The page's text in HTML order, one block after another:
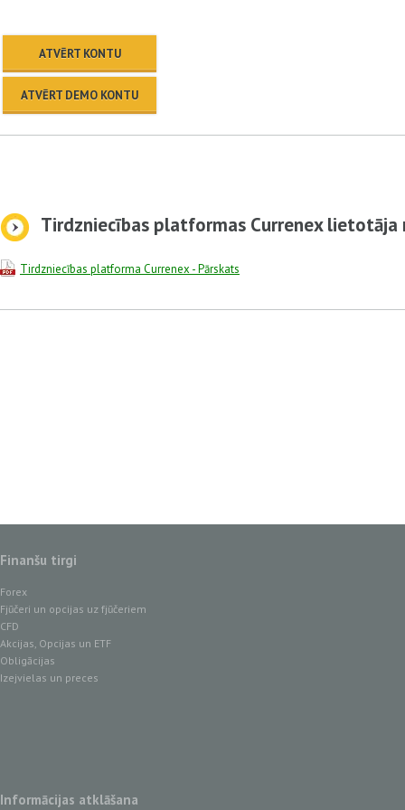
ATVĒRT KONTU
ATVĒRT DEMO KONTU
Tirdzniecības platformas Currenex lietotāja
Tirdzniecības platforma Currenex - Pārskats
Finanšu tirgi
Forex
Fjūčeri un opcijas uz fjūčeriem
CFD
Akcijas, Opcijas un ETF
Obligācijas
Izejvielas un preces
Informācijas atklāšana